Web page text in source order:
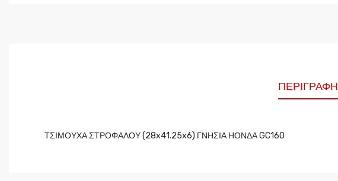
ΠΕΡΙΓΡΑΦΉ
ΤΣΙΜΟΥΧΑ ΣΤΡΟΦΑΛΟΥ (28x41.25x6) ΓΝΗΣΙΑ ΗΟΝΔΑ GC160